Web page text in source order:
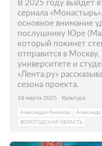
В 2025 году выйдет
сериала
основное внимание
послушнику Юре
который покинет
отправится в
университете и
«Лента.ру»
сезона проекта.
18 марта 2025 Культура
Александра Ремизова
ВОЛОГОДСКАЯ ОБЛАСТЬ